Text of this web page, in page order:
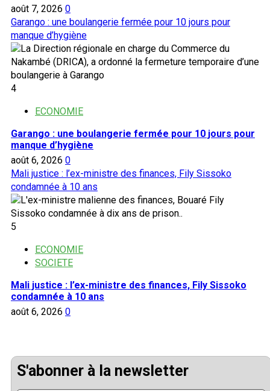
août 7, 2026 0
Garango : une boulangerie fermée pour 10 jours pour
manque d’hygiène
4
ECONOMIE
Garango : une boulangerie fermée pour 10 jours pour
manque d’hygiène
août 6, 2026 0
Mali justice : l’ex-ministre des finances, Fily Sissoko
condamnée à 10 ans
5
ECONOMIE
SOCIETE
Mali justice : l’ex-ministre des finances, Fily Sissoko
condamnée à 10 ans
août 6, 2026 0
S'abonner à la newsletter